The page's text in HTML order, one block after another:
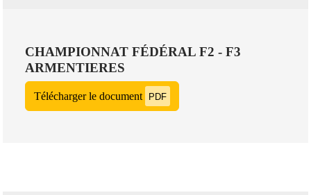
CHAMPIONNAT FÉDÉRAL F2 - F3
ARMENTIERES
Télécharger le document PDF